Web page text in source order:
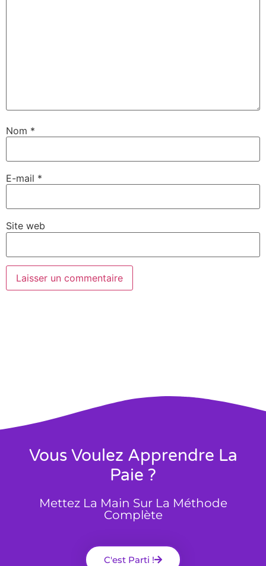
Nom *
E-mail *
Site web
Vous Voulez Apprendre La
Paie ?
Mettez La Main Sur La Méthode
Complète
C'est Parti !